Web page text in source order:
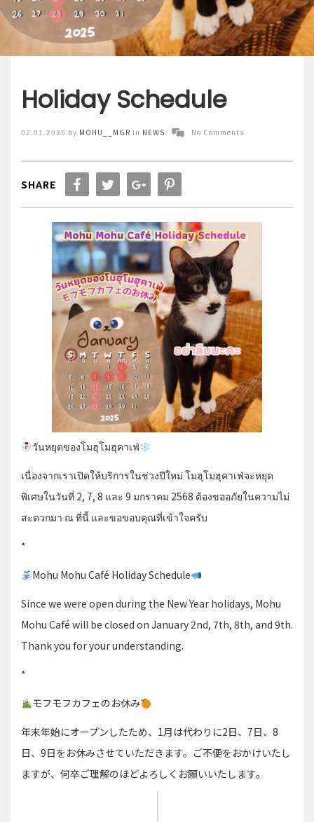
Holiday Schedule
Posted
02.01.2025 by MOHU__MGR in NEWS No Comments
SHARE
วันหยุดของโมฮุโมฮุคาเฟ่
เนื่องจากเราเปิดให้บริการในช่วงปีใหม่ โมฮุโมฮุคาเฟ่จะหยุด
พิเศษในวันที่ 2, 7, 8 และ 9 มกราคม 2568 ต้องขออภัยในความไม่
สะดวกมา ณ ที่นี้ และขอขอบคุณที่เข้าใจครับ
*
Mohu Mohu Café Holiday Schedule
Since we were open during the New Year holidays, Mohu
Mohu Café will be closed on January 2nd, 7th, 8th, and 9th.
Thank you for your understanding.
*
モフモフカフェのお休み
年末年始にオープンしたため、1月は代わりに2日、7日、8
日、9日をお休みさせていただきます。ご不便をおかけいたし
ますが、何卒ご理解のほどよろしくお願いいたします。